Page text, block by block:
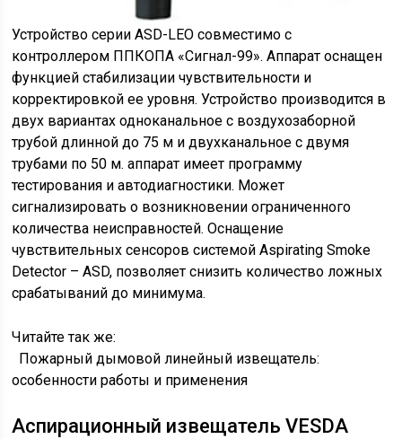
Устройство серии ASD-LEO совместимо с
контроллером ППКОПА «Сигнал-99». Аппарат оснащен
функцией стабилизации чувствительности и
корректировкой ее уровня. Устройство производится в
двух вариантах одноканальное с воздухозаборной
трубой длинной до 75 м и двухканальное с двумя
трубами по 50 м. аппарат имеет программу
тестирования и автодиагностики. Может
сигнализировать о возникновении ограниченного
количества неисправностей. Оснащение
чувствительных сенсоров системой Aspirating Smoke
Detector – ASD, позволяет снизить количество ложных
срабатываний до минимума.
Читайте так же:
Пожарный дымовой линейный извещатель:
особенности работы и применения
Аспирационный извещатель VESDA